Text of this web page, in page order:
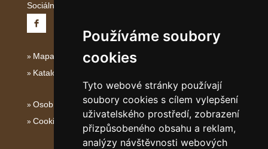
Používáme soubory
cookies
Tyto webové stránky používají
soubory cookies s cílem vylepšení
uživatelského prostředí, zobrazení
přizpůsobeného obsahu a reklam,
analýzy návštěvnosti webových
Sociální sítě:
Mapa serveru Severní Itálie
Katalog ubytování
Osobní údaje
Cookies